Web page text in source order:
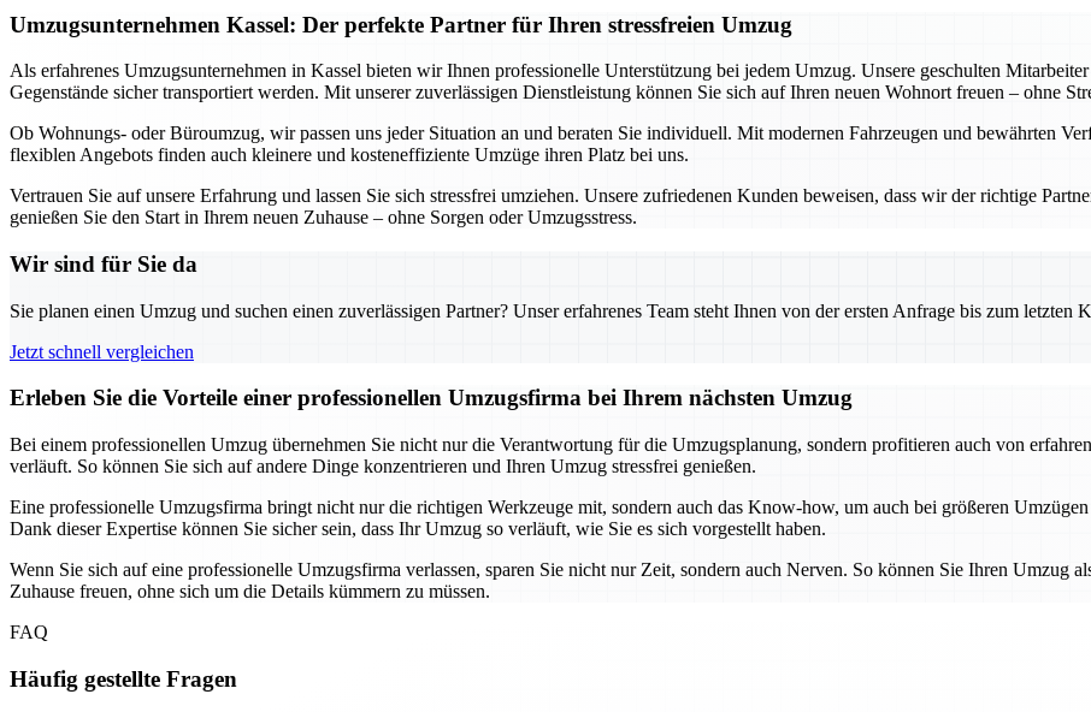
Umzugsunternehmen Kassel: Der perfekte Partner für Ihren stressfreien Umzug
Als erfahrenes Umzugsunternehmen in Kassel bieten wir Ihnen professionelle Unterstützung bei jedem Umzug. Unsere geschulten
Gegenstände sicher transportiert werden. Mit unserer zuverlässigen Dienstleistung können Sie sich auf Ihren neuen Wohnort freuen – ohne
Ob Wohnungs- oder Büroumzug, wir passen uns jeder Situation an und beraten Sie individuell. Mit modernen Fahrzeugen und bewährten
flexiblen Angebots finden auch kleinere und kosteneffiziente Umzüge ihren Platz bei uns.
Vertrauen Sie auf unsere Erfahrung und lassen Sie sich stressfrei umziehen. Unsere zufriedenen Kunden beweisen, dass wir der richtige
genießen Sie den Start in Ihrem neuen Zuhause – ohne Sorgen oder Umzugsstress.
Wir sind für Sie da
Sie planen einen Umzug und suchen einen zuverlässigen Partner? Unser erfahrenes Team steht Ihnen von der ersten Anfrage bis zum letzten
Jetzt schnell vergleichen
Erleben Sie die Vorteile einer professionellen Umzugsfirma bei Ihrem nächsten Umzug
Bei einem professionellen Umzug übernehmen Sie nicht nur die Verantwortung für die Umzugsplanung, sondern profitieren auch von
verläuft. So können Sie sich auf andere Dinge konzentrieren und Ihren Umzug stressfrei genießen.
Eine professionelle Umzugsfirma bringt nicht nur die richtigen Werkzeuge mit, sondern auch das Know-how, um auch bei größeren
Dank dieser Expertise können Sie sicher sein, dass Ihr Umzug so verläuft, wie Sie es sich vorgestellt haben.
Wenn Sie sich auf eine professionelle Umzugsfirma verlassen, sparen Sie nicht nur Zeit, sondern auch Nerven. So können Sie Ihren Umzug
Zuhause freuen, ohne sich um die Details kümmern zu müssen.
FAQ
Häufig gestellte Fragen